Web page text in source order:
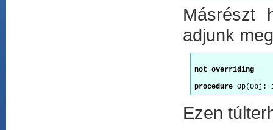
Másrészt
adjunk
not overriding
procedure Op(Obj:
Ezen